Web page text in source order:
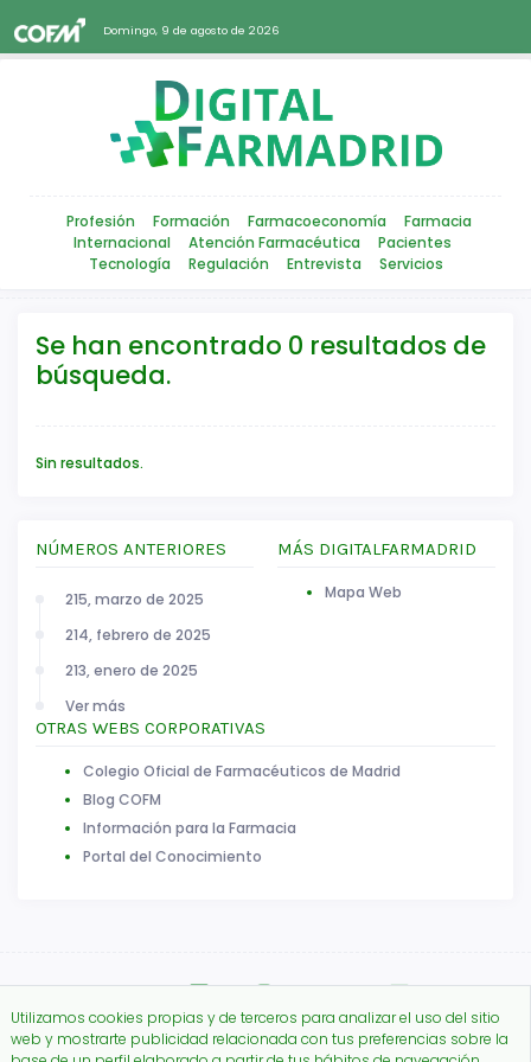
Domingo, 9 de agosto de 2026
Profesión Formación Farmacoeconomía
Farmacia
Internacional
Atención Farmacéutica
Pacientes
Tecnología
Regulación Entrevista Servicios
Se han encontrado 0 resultados de
búsqueda.
Sin resultados.
NÚMEROS ANTERIORES
215, marzo de 2025
214, febrero de 2025
213, enero de 2025
Ver más
MÁS DIGITALFARMADRID
Mapa Web
OTRAS WEBS CORPORATIVAS
Colegio Oficial de Farmacéuticos de Madrid
Blog COFM
Información para la Farmacia
Portal del Conocimiento
Utilizamos cookies propias y de terceros para analizar el uso del sitio
web y mostrarte publicidad relacionada con tus preferencias sobre la